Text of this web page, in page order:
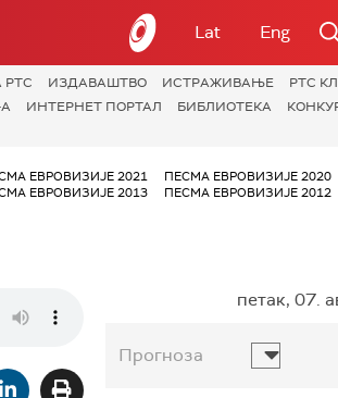
Lat Eng
РТС ИЗДАВАШТВО ИСТРАЖИВАЊЕ
РТС
ИНТЕРНЕТ ПОРТАЛ БИБЛИОТЕКА
ЕВРОВИЗИЈЕ 2021
ПЕСМА ЕВРОВИЗИЈЕ 2020
ЕВРОВИЗИЈЕ 2013
ПЕСМА ЕВРОВИЗИЈЕ 2012
петак, 07.
Прогноза